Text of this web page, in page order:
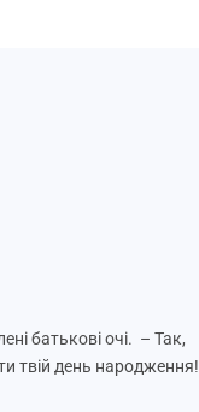
батькові очі. – Так,
твій день народження!